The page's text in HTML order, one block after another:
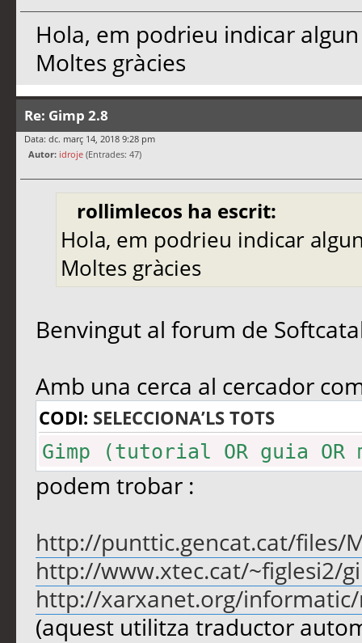
Hola, em podrieu indicar
Moltes gràcies
Re: Gimp 2.8
Data: dc. març 14, 2018 9:28 pm
Autor: idroje (Entrades: 47)
rollimlecos ha escrit:
Hola, em podrieu indicar
Moltes gràcies
Benvingut al forum de
Amb una cerca al cercador
CODI: SELECCIONA’LS TOTS
Gimp (tutorial OR guia OR
podem trobar :
http://punttic.gencat.cat/files/
http://www.xtec.cat/~figlesi2/
http://xarxanet.org/
(aquest utilitza traductor